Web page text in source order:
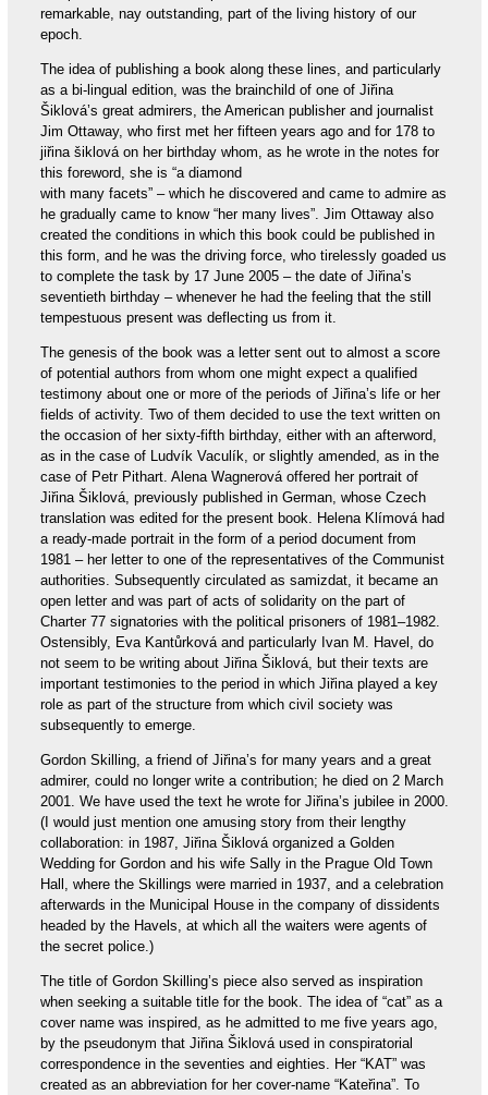
remarkable, nay outstanding, part of the living history of our
epoch.
The idea of publishing a book along these lines, and particularly
as a bi-lingual edition, was the brainchild of one of Jiřina
Šiklová’s great admirers, the American publisher and journalist
Jim Ottaway, who first met her fifteen years ago and for 178 to
jiřina šiklová on her birthday whom, as he wrote in the notes for
this foreword, she is “a diamond
with many facets” – which he discovered and came to admire as
he gradually came to know “her many lives”. Jim Ottaway also
created the conditions in which this book could be published in
this form, and he was the driving force, who tirelessly goaded us
to complete the task by 17 June 2005 – the date of Jiřina’s
seventieth birthday – whenever he had the feeling that the still
tempestuous present was deflecting us from it.
The genesis of the book was a letter sent out to almost a score
of potential authors from whom one might expect a qualified
testimony about one or more of the periods of Jiřina’s life or her
fields of activity. Two of them decided to use the text written on
the occasion of her sixty-fifth birthday, either with an afterword,
as in the case of Ludvík Vaculík, or slightly amended, as in the
case of Petr Pithart. Alena Wagnerová offered her portrait of
Jiřina Šiklová, previously published in German, whose Czech
translation was edited for the present book. Helena Klímová had
a ready-made portrait in the form of a period document from
1981 – her letter to one of the representatives of the Communist
authorities. Subsequently circulated as samizdat, it became an
open letter and was part of acts of solidarity on the part of
Charter 77 signatories with the political prisoners of 1981–1982.
Ostensibly, Eva Kantůrková and particularly Ivan M. Havel, do
not seem to be writing about Jiřina Šiklová, but their texts are
important testimonies to the period in which Jiřina played a key
role as part of the structure from which civil society was
subsequently to emerge.
Gordon Skilling, a friend of Jiřina’s for many years and a great
admirer, could no longer write a contribution; he died on 2 March
2001. We have used the text he wrote for Jiřina’s jubilee in 2000.
(I would just mention one amusing story from their lengthy
collaboration: in 1987, Jiřina Šiklová organized a Golden
Wedding for Gordon and his wife Sally in the Prague Old Town
Hall, where the Skillings were married in 1937, and a celebration
afterwards in the Municipal House in the company of dissidents
headed by the Havels, at which all the waiters were agents of
the secret police.)
The title of Gordon Skilling’s piece also served as inspiration
when seeking a suitable title for the book. The idea of “cat” as a
cover name was inspired, as he admitted to me five years ago,
by the pseudonym that Jiřina Šiklová used in conspiratorial
correspondence in the seventies and eighties. Her “KAT” was
created as an abbreviation for her cover-name “Kateřina”. To